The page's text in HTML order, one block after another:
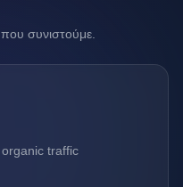
που συνιστούμε.
traffic